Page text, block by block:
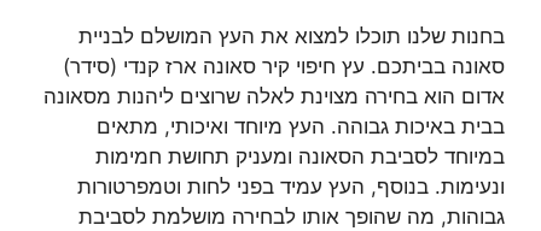
בחנות שלנו תוכלו למצוא את העץ המושלם לבניית
סאונה בביתכם. עץ חיפוי קיר סאונה ארז קנדי (סידר)
אדום הוא בחירה מצוינת לאלה שרוצים ליהנות מסאונה
בבית באיכות גבוהה. העץ מיוחד ואיכותי, מתאים
במיוחד לסביבת הסאונה ומעניק תחושת חמימות
ונעימות. בנוסף, העץ עמיד בפני לחות וטמפרטורות
גבוהות, מה שהופך אותו לבחירה מושלמת לסביבת